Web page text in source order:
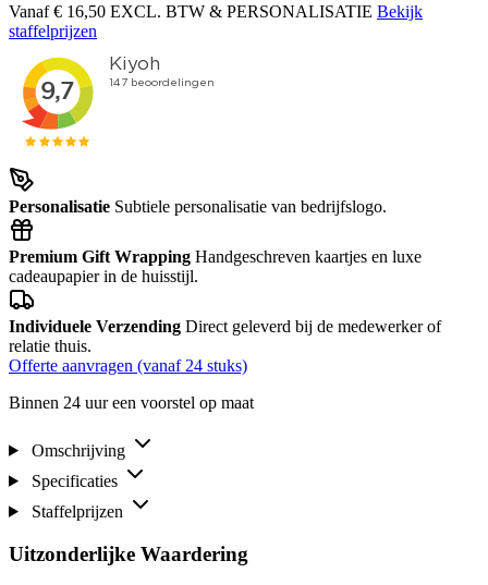
Vanaf € 16,50 EXCL. BTW & PERSONALISATIE Bekijk
staffelprijzen
Personalisatie Subtiele personalisatie van bedrijfslogo.
Premium Gift Wrapping Handgeschreven kaartjes en luxe
cadeaupapier in de huisstijl.
Individuele Verzending Direct geleverd bij de medewerker of
relatie thuis.
Offerte aanvragen (vanaf 24 stuks)
Binnen 24 uur een voorstel op maat
Omschrijving
Specificaties
Staffelprijzen
Uitzonderlijke Waardering